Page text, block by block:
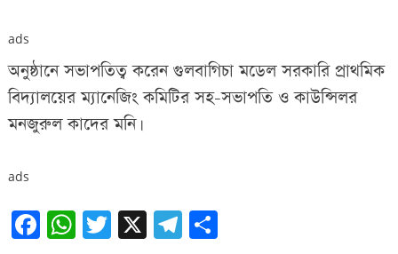
ads
অনুষ্ঠানে সভাপতিত্ব করেন গুলবাগিচা মডেল সরকারি প্রাথমিক
বিদ্যালয়ের ম্যানেজিং কমিটির সহ-সভাপতি ও কাউন্সিলর
মনজুরুল কাদের মনি।
ads
Facebook
WhatsApp
Twitter
X Telegram
Share